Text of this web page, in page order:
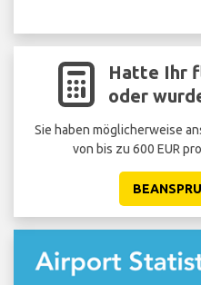
Hatte Ihr
oder
Sie haben möglicherweise
von bis zu 600 EUR